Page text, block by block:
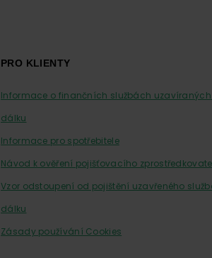
PRO KLIENTY
Informace o finančních službách
dálku
Informace pro spotřebitele
Návod k ověření pojišťovacího
Vzor odstoupení od pojištění uzavřeného
dálku
Zásady používání Cookies